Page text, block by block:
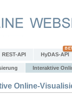
REST-API HyDAS-API
Interaktive
Online-